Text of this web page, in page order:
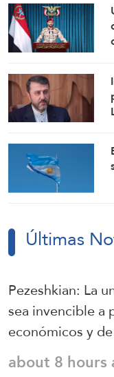
Últimas
Pezeshkian: La
sea invencible a
económicos y
about 8 hours